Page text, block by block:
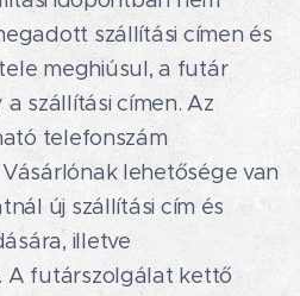
szállítási címen és
meghiúsul, a futár
szállítási címen. Az
telefonszám
lehetősége van
új szállítási cím és
illetve
A futárszolgálat kettő